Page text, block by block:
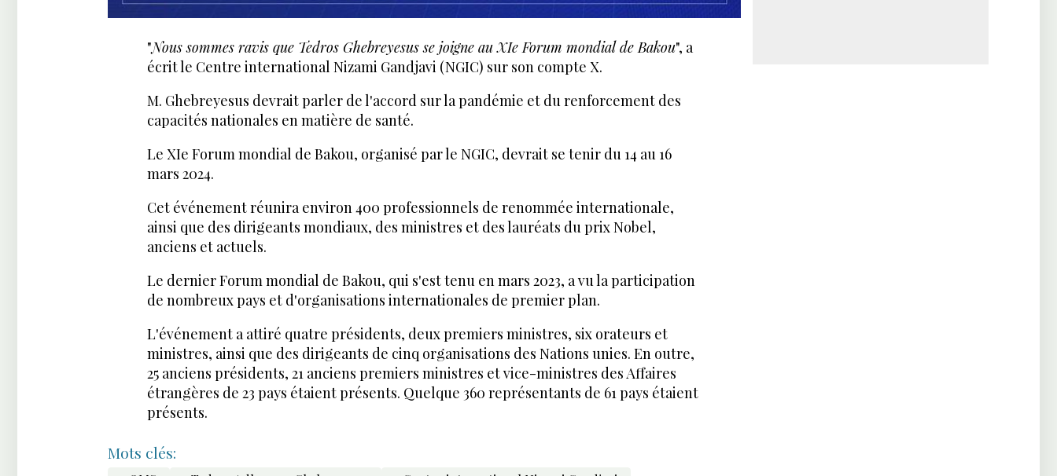
"Nous sommes ravis que Tedros Ghebreyesus se joigne au XIe Forum mondial de Bakou", a
écrit le Centre international Nizami Gandjavi (NGIC) sur son compte X.
M. Ghebreyesus devrait parler de l'accord sur la pandémie et du renforcement des
capacités nationales en matière de santé.
Le XIe Forum mondial de Bakou, organisé par le NGIC, devrait se tenir du 14 au 16
mars 2024.
Cet événement réunira environ 400 professionnels de renommée internationale,
ainsi que des dirigeants mondiaux, des ministres et des lauréats du prix Nobel,
anciens et actuels.
Le dernier Forum mondial de Bakou, qui s'est tenu en mars 2023, a vu la participation
de nombreux pays et d'organisations internationales de premier plan.
L'événement a attiré quatre présidents, deux premiers ministres, six orateurs et
ministres, ainsi que des dirigeants de cinq organisations des Nations unies. En outre,
25 anciens présidents, 21 anciens premiers ministres et vice-ministres des Affaires
étrangères de 23 pays étaient présents. Quelque 360 représentants de 61 pays étaient
présents.
Mots clés: